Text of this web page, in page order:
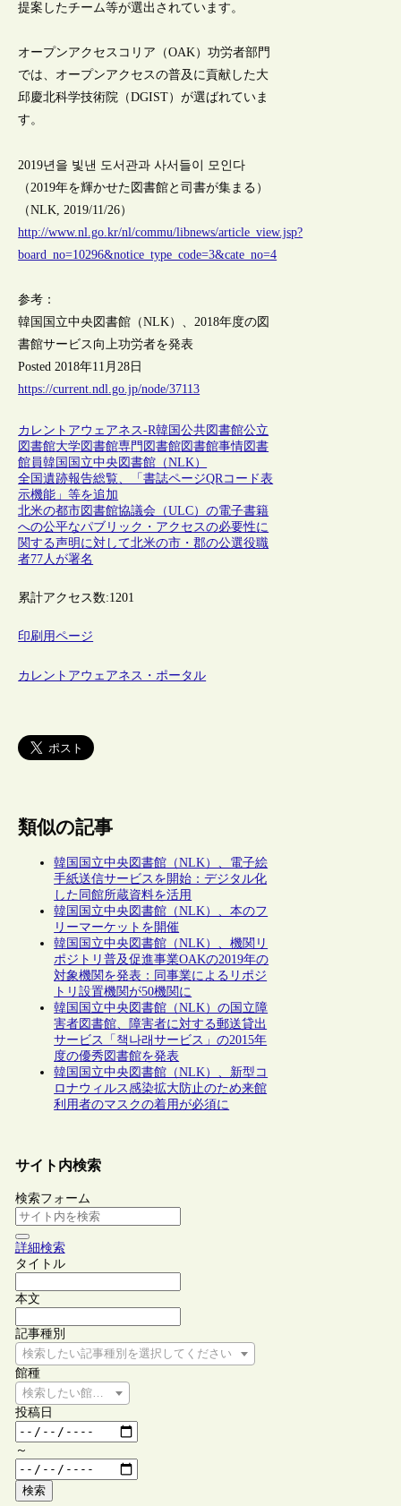
提案したチーム等が選出されています。
オープンアクセスコリア（OAK）功労者部門
では、オープンアクセスの普及に貢献した大
邱慶北科学技術院（DGIST）が選ばれていま
す。
2019년을 빛낸 도서관과 사서들이 모인다
（2019年を輝かせた図書館と司書が集まる）
（NLK, 2019/11/26）
http://www.nl.go.kr/nl/commu/libnews/article_view.jsp?
board_no=10296&notice_type_code=3&cate_no=4
参考：
韓国国立中央図書館（NLK）、2018年度の図
書館サービス向上功労者を発表
Posted 2018年11月28日
https://current.ndl.go.jp/node/37113
カレントアウェアネス-R韓国公共図書館公立
図書館大学図書館専門図書館図書館事情図書
館員韓国国立中央図書館（NLK）
全国遺跡報告総覧、「書誌ページQRコード表
示機能」等を追加
北米の都市図書館協議会（ULC）の電子書籍
への公平なパブリック・アクセスの必要性に
関する声明に対して北米の市・郡の公選役職
者77人が署名
累計アクセス数:1201
印刷用ページ
カレントアウェアネス・ポータル
類似の記事
韓国国立中央図書館（NLK）、電子絵
手紙送信サービスを開始：デジタル化
した同館所蔵資料を活用
韓国国立中央図書館（NLK）、本のフ
リーマーケットを開催
韓国国立中央図書館（NLK）、機関リ
ポジトリ普及促進事業OAKの2019年の
対象機関を発表：同事業によるリポジ
トリ設置機関が50機関に
韓国国立中央図書館（NLK）の国立障
害者図書館、障害者に対する郵送貸出
サービス「책나래サービス」の2015年
度の優秀図書館を発表
韓国国立中央図書館（NLK）、新型コ
ロナウィルス感染拡大防止のため来館
利用者のマスクの着用が必須に
サイト内検索
検索フォーム
詳細検索
タイトル
本文
記事種別
検索したい記事種別を選択してください
館種
検索したい館種を選択してください
投稿日
～
検索